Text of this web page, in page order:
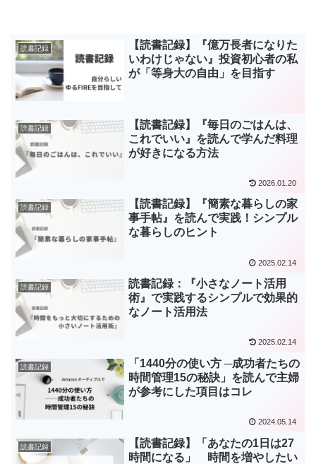
読書記録
【読書記録】『億万長者になりた
いわけじゃない』投資初心者の私
が「等身大の自由」を目指す
読書記録
【読書記録】『毎日のごはんは、
これでいい』を読んで学んだ料理
が好きになる方法
2026.01.20
読書記録
【読書記録】『簡素な暮らしの家
事手帖』を読んで実践！シンプル
な暮らしのヒント
2025.02.14
読書記録
読書記録：『小さなノート活用
術』で実践するシンプルで効果的
なノート活用法
2025.02.14
読書記録
「1440分の使い方 ─成功者たちの
時間管理15の秘訣」を読んで主婦
が参考にした項目はコレ
2024.05.14
読書記録
【読書記録】「あなたの1日は27
時間になる」 時間を増やしたい